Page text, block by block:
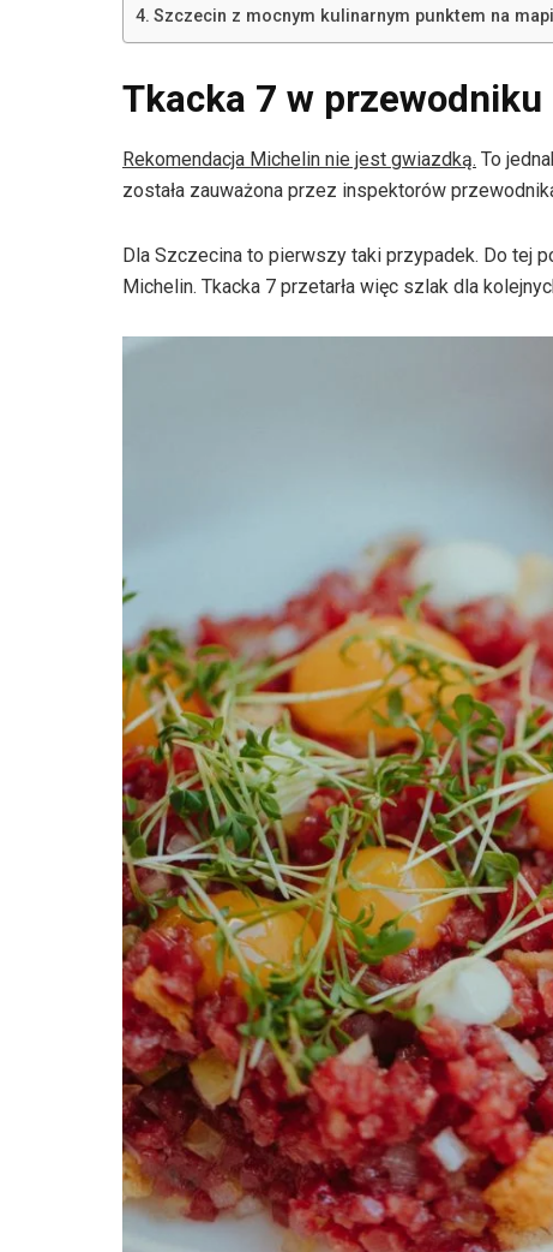
Szczecin z mocnym kulinarnym punktem na
Tkacka 7 w
Rekomendacja Michelin nie jest gwiazdką. To
została zauważona przez inspektorów
Dla Szczecina to pierwszy taki przypadek. Do tej
Michelin. Tkacka 7 przetarła więc szlak dla